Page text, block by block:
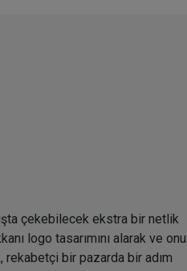
çekebilecek ekstra bir netlik
logo tasarımını alarak ve onu
bir pazarda bir adım